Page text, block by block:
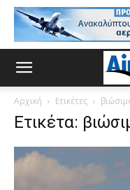
Αρχική Ετικέτες
Ετικέτα: